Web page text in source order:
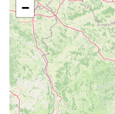
−